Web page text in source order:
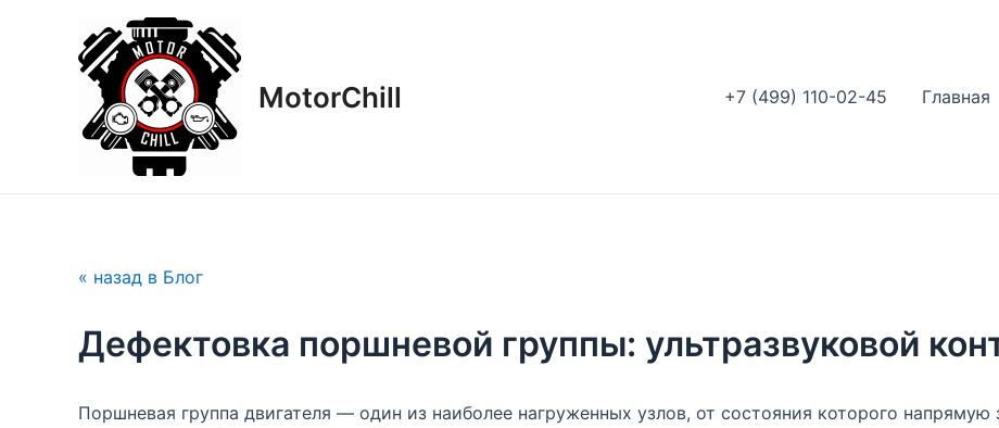
содержимому
MotorСhill +7 (499) 110-02-45 Главная
« назад в Блог
Дефектовка поршневой группы: ультразвуковой
Поршневая группа двигателя — один из наиболее нагруженных узлов, от состояния которого
Навигация
по
записям